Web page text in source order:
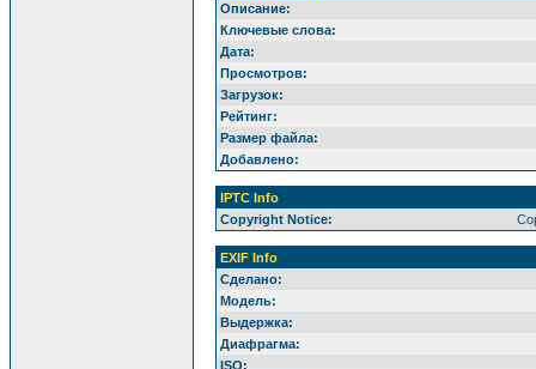
Описание:
Ключевые слова:
Дата:
Просмотров:
Загрузок:
Рейтинг:
Размер файла:
Добавлено:
IPTC Info
Copyright Notice:
EXIF Info
Сделано:
Модель:
Выдержка:
Диафрагма:
ISO: